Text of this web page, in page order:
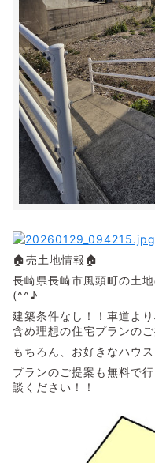
🏠売土地情報🏠
長崎県長崎市風頭町の土
(^^♪
建築条件なし！！車道よ
含め理想の住宅プランの
もちろん、お好きなハウ
プランのご提案も無料で
談ください！！